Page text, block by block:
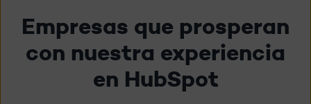
Empresas que prosperan
con nuestra experiencia
en HubSpot